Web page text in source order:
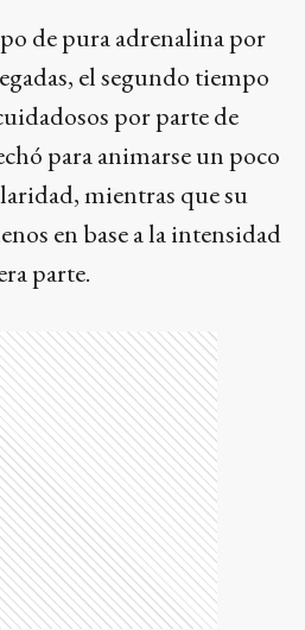
de pura adrenalina por
el segundo tiempo
por parte de
para animarse un poco
mientras que su
en base a la intensidad
parte.